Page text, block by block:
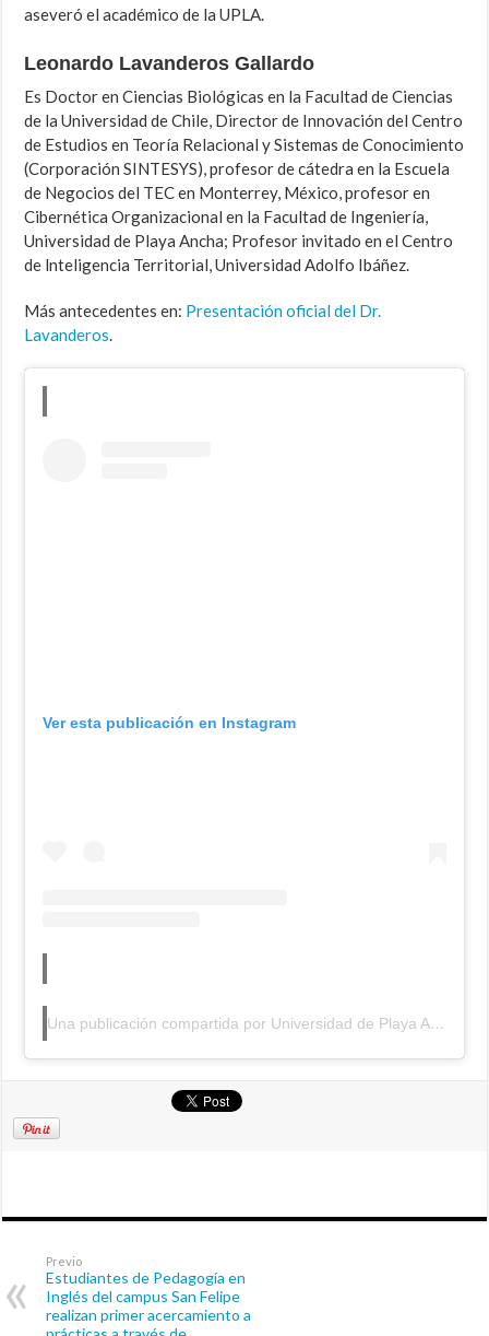
aseveró el académico de la UPLA.
Leonardo Lavanderos Gallardo
Es Doctor en Ciencias Biológicas en la Facultad de Ciencias
de la Universidad de Chile, Director de Innovación del Centro
de Estudios en Teoría Relacional y Sistemas de Conocimiento
(Corporación SINTESYS), profesor de cátedra en la Escuela
de Negocios del TEC en Monterrey, México, profesor en
Cibernética Organizacional en la Facultad de Ingeniería,
Universidad de Playa Ancha; Profesor invitado en el Centro
de lnteligencia Territorial, Universidad Adolfo Ibáñez.
Más antecedentes en: Presentación oficial del Dr.
Lavanderos.
Ver esta publicación en Instagram
Una publicación compartida por Universidad de Playa Ancha (@upla_comunica)
Previo
Estudiantes de Pedagogía en
Inglés del campus San Felipe
realizan primer acercamiento a